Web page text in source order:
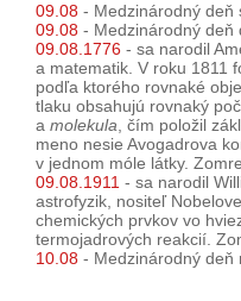
09.08 - Medzinárodný deň
09.08 - Medzinárodný
09.08.1776 - sa narodil
a matematik. V roku 1811
podľa ktorého rovnaké
tlaku obsahujú rovnaký
a molekula , čím položil
meno nesie Avogadrova
v jednom móle látky.
09.08.1911 - sa narodil
astrofyzik, nositeľ
chemických prvkov vo
termojadrových reakcií.
10.08 - Medzinárodný deň